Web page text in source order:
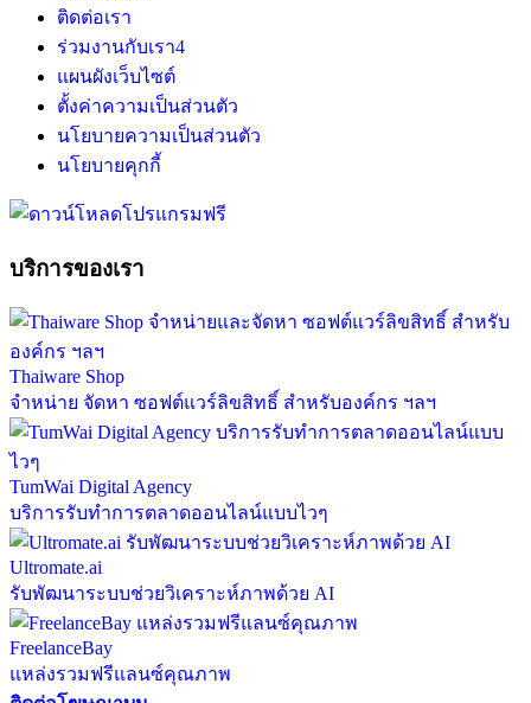
ติดต่อเรา
ร่วมงานกับเรา4
แผนผังเว็บไซต์
ตั้งค่าความเป็นส่วนตัว
นโยบายความเป็นส่วนตัว
นโยบายคุกกี้
บริการของเรา
Thaiware Shop
จำหน่าย จัดหา ซอฟต์แวร์ลิขสิทธิ์ สำหรับองค์กร ฯลฯ
TumWai Digital Agency
บริการรับทำการตลาดออนไลน์แบบไวๆ
Ultromate.ai
รับพัฒนาระบบช่วยวิเคราะห์ภาพด้วย AI
FreelanceBay
แหล่งรวมฟรีแลนซ์คุณภาพ